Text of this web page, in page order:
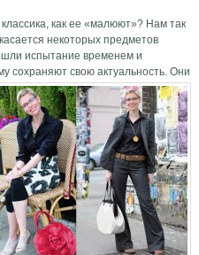
как ее «малюют»? Нам так
некоторых предметов
испытание временем и
сохраняют свою актуальность. Они